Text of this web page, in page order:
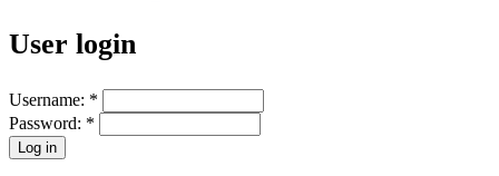
User login
Username: *
Password: *